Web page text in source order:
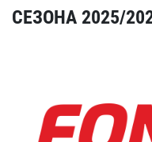
СЕЗОНА 2025/